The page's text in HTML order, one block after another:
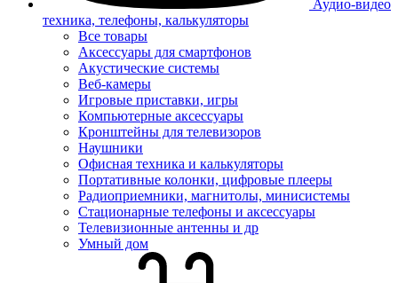
Аудио-видео
техника, телефоны, калькуляторы
Все товары
Аксессуары для смартфонов
Акустические системы
Веб-камеры
Игровые приставки, игры
Компьютерные аксессуары
Кронштейны для телевизоров
Наушники
Офисная техника и калькуляторы
Портативные колонки, цифровые плееры
Радиоприемники, магнитолы, минисистемы
Стационарные телефоны и аксессуары
Телевизионные антенны и др
Умный дом